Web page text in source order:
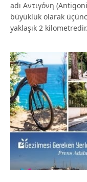
adı Αντιγόνη
büyüklük olarak
yaklaşık 2